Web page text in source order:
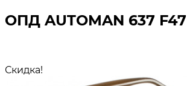
ОПД AUTOMAN 637 F47
Скидка!